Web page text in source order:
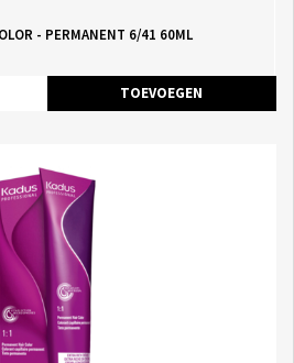
- PERMANENT 6/41 60ML
TOEVOEGEN